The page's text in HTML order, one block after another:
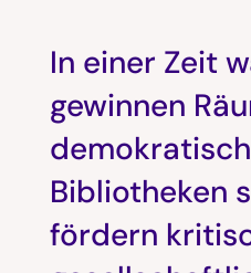
In einer Zeit
gewinnen
Bibliotheken
fördern